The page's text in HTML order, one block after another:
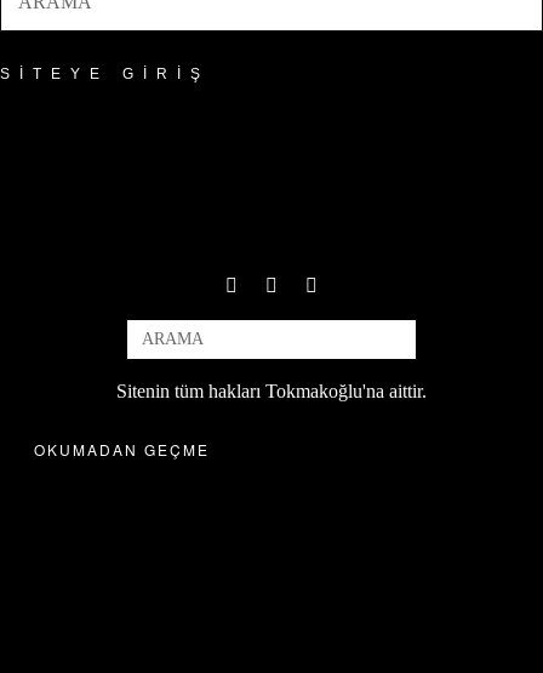
SITEYE GIRIŞ
Sitenin tüm hakları Tokmakoğlu'na aittir.
OKUMADAN GEÇME